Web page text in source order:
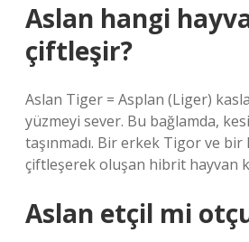
Aslan hangi
çiftleşir?
Aslan Tiger = Asplan (Liger)
yüzmeyi sever. Bu bağlamda,
taşınmadı. Bir erkek Tigor ve bir
çiftleşerek oluşan hibrit hayvan
Aslan etçil mi